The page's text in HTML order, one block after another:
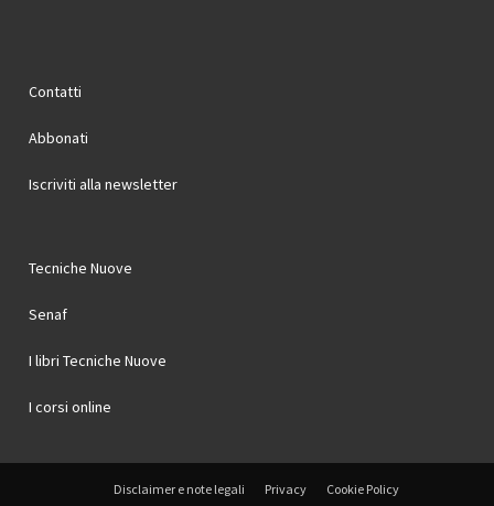
Contatti
Abbonati
Iscriviti alla newsletter
Tecniche Nuove
Senaf
I libri Tecniche Nuove
I corsi online
Disclaimer e note legali Privacy Cookie Policy